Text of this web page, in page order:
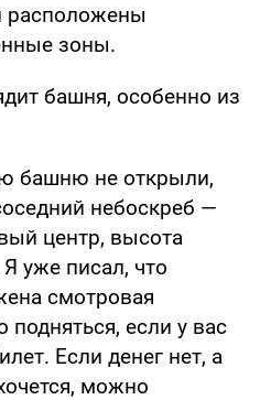
расположены
зоны.
башня, особенно из
башню не открыли,
небоскреб —
центр, высота
уже писал, что
смотровая
если у вас
Если денег нет, а
можно